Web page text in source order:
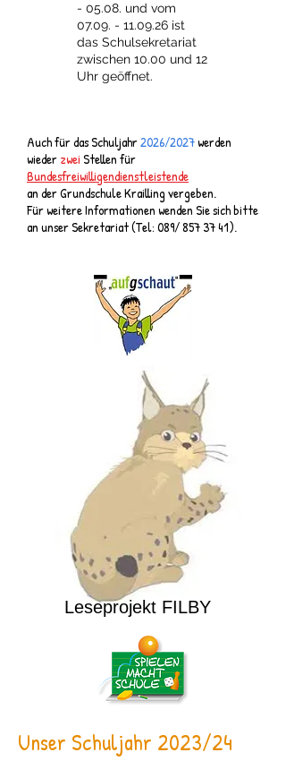
- 05.08. und vom
07.09. - 11.09.26 ist
das Schulsekretariat
zwischen 10.00 und 12
Uhr geöffnet.
Auch für das Schuljahr2026/2027werden
wiederzweiStellen für
Bundesfreiwilligendienstleistende
an der Grundschule Krailling vergeben.
Für weitere Informationen wenden Sie sich bitte
an unser Sekretariat (Tel: 089/857 37 41).​
Leseprojekt FILBY
Unser Schuljahr 2023/24